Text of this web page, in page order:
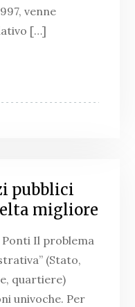
venne
[…]
pubblici
migliore
Il problema
(Stato,
quartiere)
univoche. Per